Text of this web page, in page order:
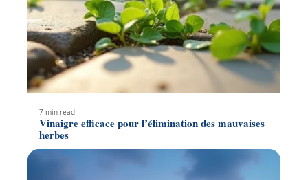
7 min read
Vinaigre efficace pour l’élimination des mauvaises
herbes